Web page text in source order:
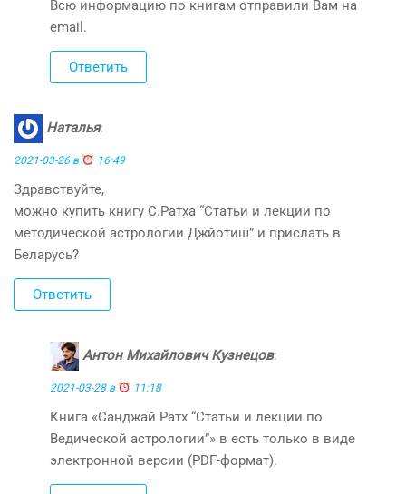
Всю информацию по книгам отправили Вам на
email.
Ответить
Наталья:
2021-03-26 в 16:49
Здравствуйте,
можно купить книгу С.Ратха “Статьи и лекции по
методической астрологии Джйотиш” и прислать в
Беларусь?
Ответить
Антон Михайлович Кузнецов:
2021-03-28 в 11:18
Книга «Санджай Ратх “Статьи и лекции по
Ведической астрологии”» в есть только в виде
электронной версии (PDF-формат).